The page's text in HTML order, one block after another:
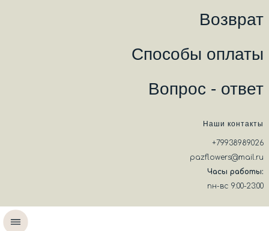
Возврат
Способы оплаты
Вопрос - ответ
Наши контакты
+79938989026
pazflowers@mail.ru
Часы работы:
пн-вс 9:00-23:00